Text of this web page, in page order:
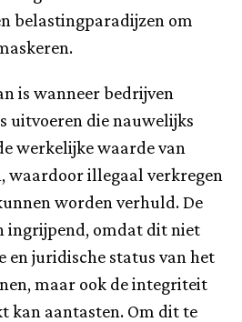
belastingparadijzen om
is wanneer bedrijven
uitvoeren die nauwelijks
werkelijke waarde van
waardoor illegaal verkregen
worden verhuld. De
ingrijpend, omdat dit niet
en juridische status van het
maar ook de integriteit
kan aantasten. Om dit te